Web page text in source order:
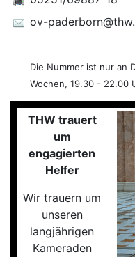
ov-
Die Nummer ist nur an
Wochen, 19.30 - 22.00
THW trauert
um
engagierten
Helfer
Wir trauern um
unseren
langjährigen
Kameraden